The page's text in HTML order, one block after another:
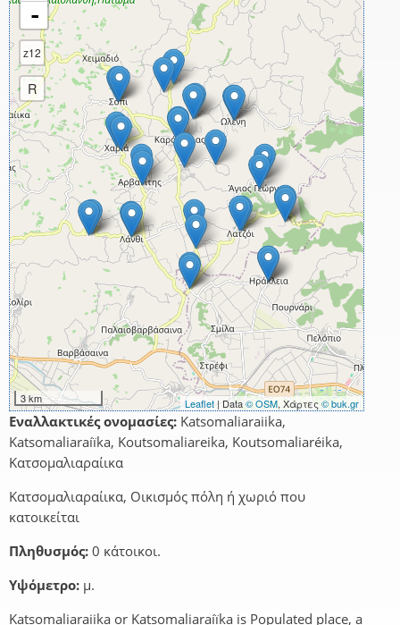
-
z12
R
3 km Leaflet | Data© OSM, Χάρτες© buk.gr
Εναλλακτικές ονομασίες: Katsomaliaraiika,
Katsomaliaraíïka, Koutsomaliareika, Koutsomaliaréika,
Κατσομαλιαραίικα
Κατσομαλιαραίικα, Οικισμός πόλη ή χωριό που
κατοικείται
Πληθυσμός: 0 κάτοικοι.
Υψόμετρο: μ.
Katsomaliaraiika or Katsomaliaraíïka is Populated place, a